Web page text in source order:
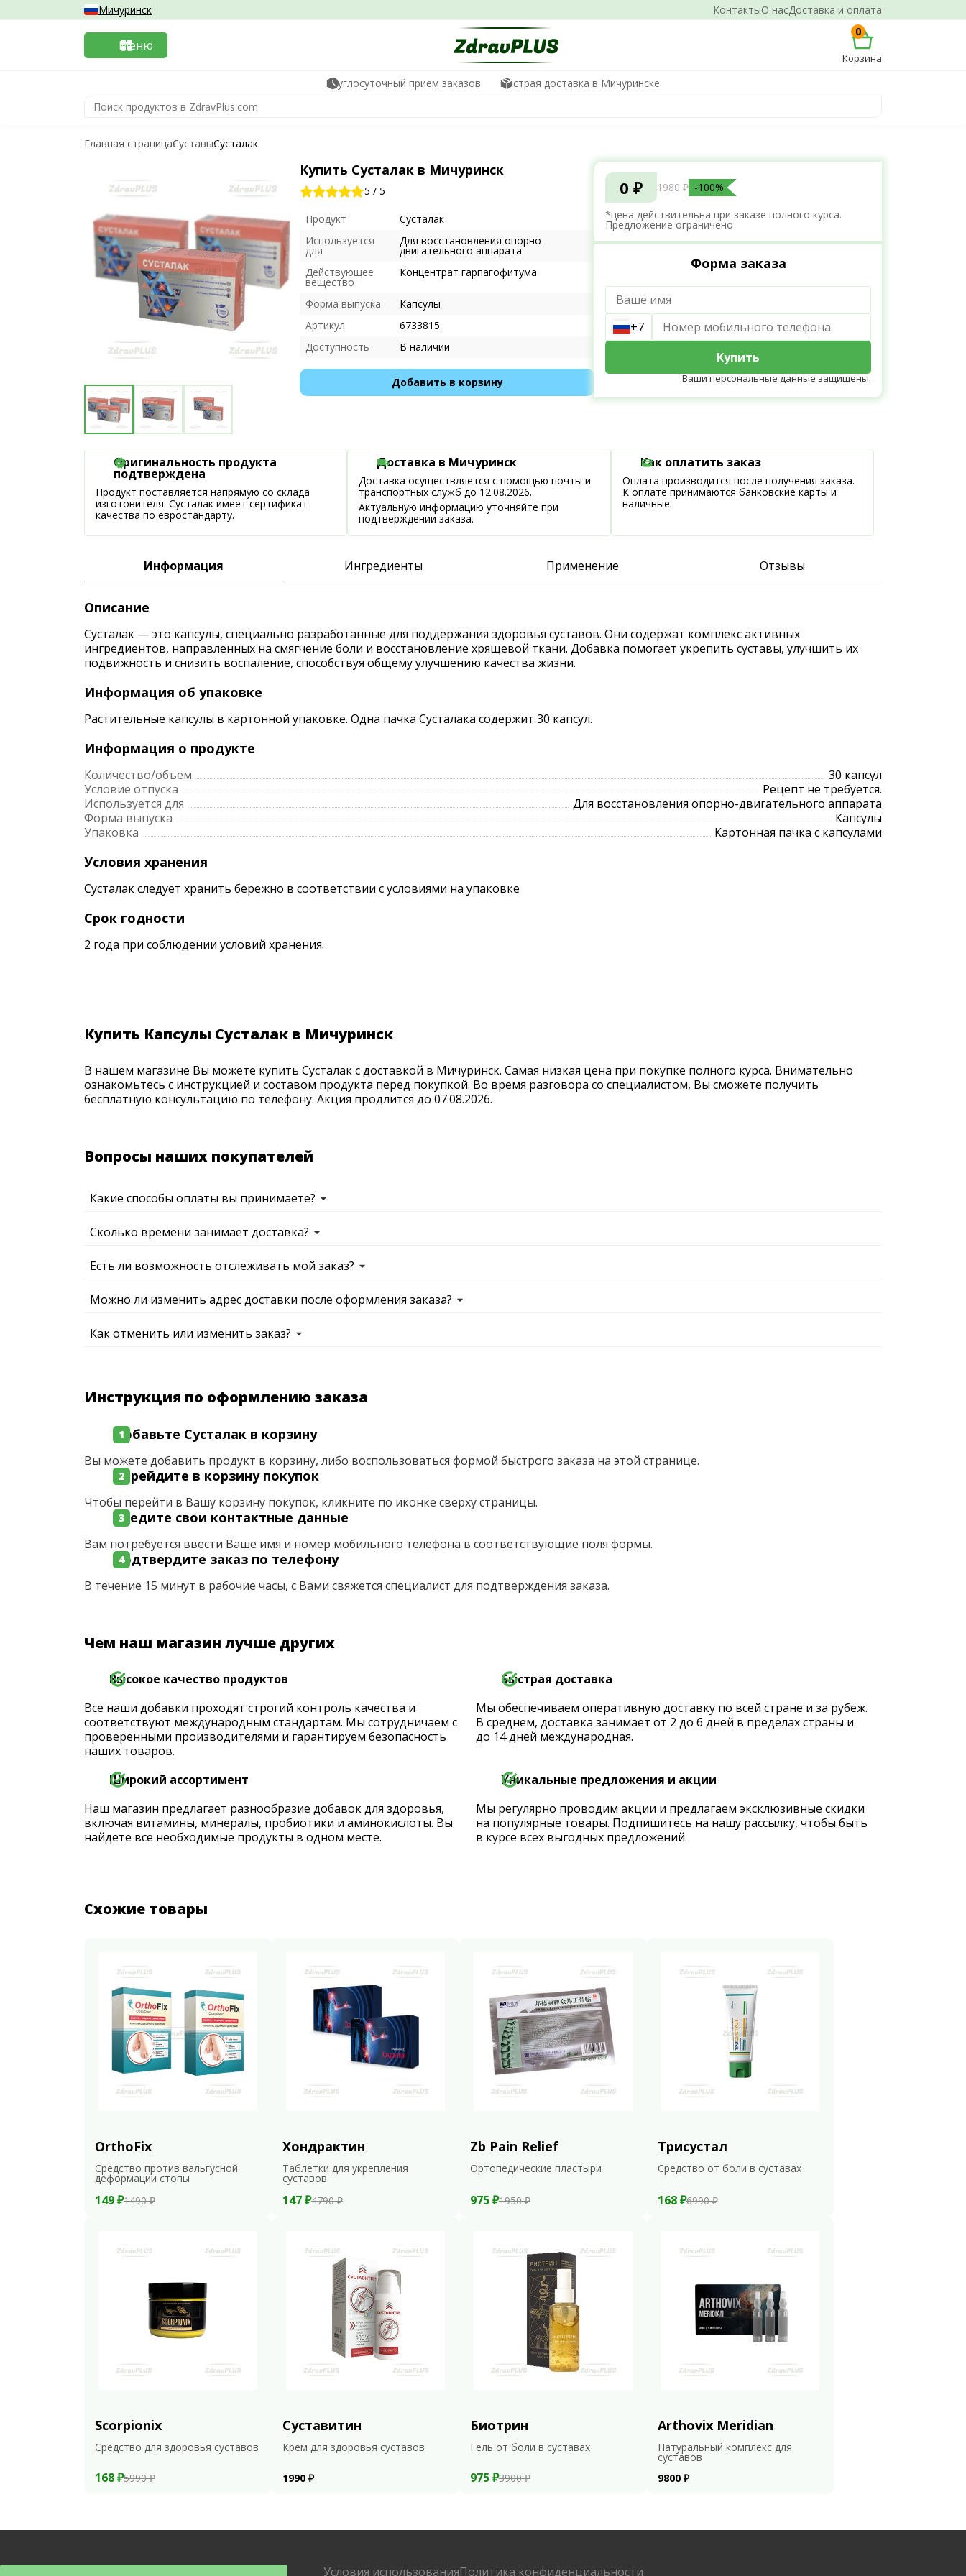
КонтактыО насДоставка и оплата
Мичуринск
Меню
0
Корзина
Круглосуточный прием заказов Быстрая доставка в Мичуринске
Главная страницаСуставыСусталак
Купить Сусталак в Мичуринск
5 / 5
Продукт
Сусталак
Используется
для
Для восстановления опорно-
двигательного аппарата
Действующее
вещество
Концентрат гарпагофитума
Форма выпуска
Капсулы
Артикул
6733815
Доступность
В наличии
Добавить в корзину
0 ₽ 1980 ₽ -100%
*цена действительна при заказе полного курса.
Предложение ограничено
Форма заказа
+7
Купить
Ваши персональные данные защищены.
Оригинальность продукта
подтверждена
Продукт поставляется напрямую со склада
изготовителя. Сусталак имеет сертификат
качества по евростандарту.
Доставка в Мичуринск
Доставка осуществляется с помощью почты и
транспортных служб до 12.08.2026.
Актуальную информацию уточняйте при
подтверждении заказа.
Как оплатить заказ
Оплата производится после получения заказа.
К оплате принимаются банковские карты и
наличные.
Информация Ингредиенты Применение Отзывы
Описание
Сусталак — это капсулы, специально разработанные для поддержания здоровья суставов. Они содержат комплекс активных
ингредиентов, направленных на смягчение боли и восстановление хрящевой ткани. Добавка помогает укрепить суставы, улучшить их
подвижность и снизить воспаление, способствуя общему улучшению качества жизни.
Информация об упаковке
Растительные капсулы в картонной упаковке. Одна пачка Сусталака содержит 30 капсул.
Информация о продукте
Количество/объем
30 капсул
Условие отпуска
Рецепт не требуется.
Используется для
Для восстановления опорно-двигательного аппарата
Форма выпуска
Капсулы
Упаковка
Картонная пачка с капсулами
Условия хранения
Сусталак следует хранить бережно в соответствии с условиями на упаковке
Срок годности
2 года при соблюдении условий хранения.
Купить Капсулы Сусталак в Мичуринск
В нашем магазине Вы можете купить Сусталак с доставкой в Мичуринск. Самая низкая цена при покупке полного курса. Внимательно
ознакомьтесь с инструкцией и составом продукта перед покупкой. Во время разговора со специалистом, Вы сможете получить
бесплатную консультацию по телефону. Акция продлится до 07.08.2026.
Вопросы наших покупателей
Какие способы оплаты вы принимаете?
Сколько времени занимает доставка?
Есть ли возможность отслеживать мой заказ?
Можно ли изменить адрес доставки после оформления заказа?
Как отменить или изменить заказ?
Инструкция по оформлению заказа
Добавьте Сусталак в корзину
Вы можете добавить продукт в корзину, либо воспользоваться формой быстрого заказа на этой странице.
Перейдите в корзину покупок
Чтобы перейти в Вашу корзину покупок, кликните по иконке сверху страницы.
Введите свои контактные данные
Вам потребуется ввести Ваше имя и номер мобильного телефона в соответствующие поля формы.
Подтвердите заказ по телефону
В течение 15 минут в рабочие часы, с Вами свяжется специалист для подтверждения заказа.
Чем наш магазин лучше других
Высокое качество продуктов
Все наши добавки проходят строгий контроль качества и
соответствуют международным стандартам. Мы сотрудничаем с
проверенными производителями и гарантируем безопасность
наших товаров.
Быстрая доставка
Мы обеспечиваем оперативную доставку по всей стране и за рубеж.
В среднем, доставка занимает от 2 до 6 дней в пределах страны и
до 14 дней международная.
Широкий ассортимент
Наш магазин предлагает разнообразие добавок для здоровья,
включая витамины, минералы, пробиотики и аминокислоты. Вы
найдете все необходимые продукты в одном месте.
Уникальные предложения и акции
Мы регулярно проводим акции и предлагаем эксклюзивные скидки
на популярные товары. Подпишитесь на нашу рассылку, чтобы быть
в курсе всех выгодных предложений.
Схожие товары
OrthoFix
Средство против вальгусной
деформации стопы
149 ₽1490 ₽
Хондрактин
Таблетки для укрепления
суставов
147 ₽4790 ₽
Zb Pain Relief
Ортопедические пластыри
975 ₽1950 ₽
Трисустал
Средство от боли в суставах
168 ₽6990 ₽
Scorpionix
Средство для здоровья суставов
168 ₽5990 ₽
Суставитин
Крем для здоровья суставов
1990 ₽
Биотрин
Гель от боли в суставах
975 ₽3900 ₽
Arthovix Meridian
Натуральный комплекс для
суставов
9800 ₽
Условия использованияПолитика конфиденциальности